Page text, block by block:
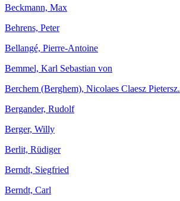
Beckmann, Max
Behrens, Peter
Bellangé, Pierre-Antoine
Bemmel, Karl Sebastian von
Berchem (Berghem), Nicolaes Claesz Pietersz.
Bergander, Rudolf
Berger, Willy
Berlit, Rüdiger
Berndt, Siegfried
Berndt, Carl